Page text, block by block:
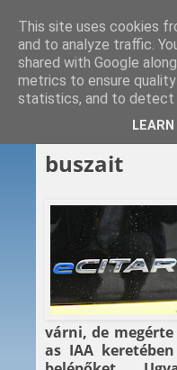
2019. 01. 07.
A BVG is
buszait
várni, de
as IAA
This site uses cookies
and to analyze traffic.
shared with Google
metrics to ensure
statistics, and to detect